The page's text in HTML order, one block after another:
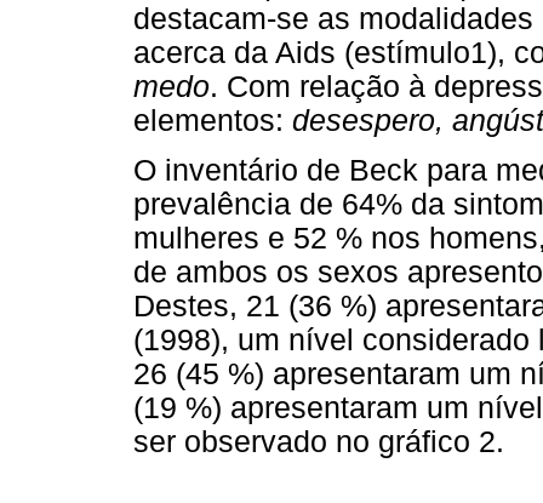
destacam-se as
acerca da Aids (estímulo1),
medo. Com relação à
elementos: desespero,
O inventário de Beck para
prevalência de 64% da
mulheres e 52 % nos
de ambos os sexos
Destes, 21 (36 %)
(1998), um nível
26 (45 %) apresentaram um
(19 %) apresentaram um
ser observado no gráfico 2.